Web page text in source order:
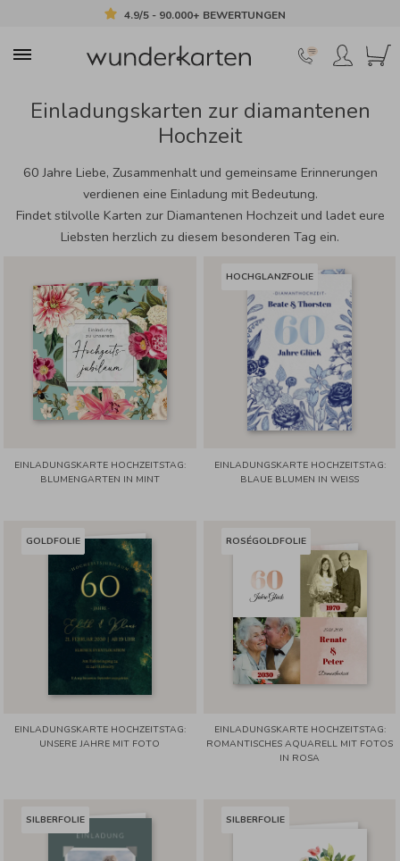
4.9/5 - 90.000+ BEWERTUNGEN
Einladungskarten zur diamantenen
Hochzeit
60 Jahre Liebe, Zusammenhalt und gemeinsame Erinnerungen
verdienen eine Einladung mit Bedeutung.
Findet stilvolle Karten zur Diamantenen Hochzeit und ladet eure
Liebsten herzlich zu diesem besonderen Tag ein.
EINLADUNGSKARTE HOCHZEITSTAG:
BLUMENGARTEN IN MINT
HOCHGLANZFOLIE
EINLADUNGSKARTE HOCHZEITSTAG:
BLAUE BLUMEN IN WEISS
GOLDFOLIE
EINLADUNGSKARTE HOCHZEITSTAG:
UNSERE JAHRE MIT FOTO
ROSÉGOLDFOLIE
EINLADUNGSKARTE HOCHZEITSTAG:
ROMANTISCHES AQUARELL MIT FOTOS
IN ROSA
SILBERFOLIE SILBERFOLIE